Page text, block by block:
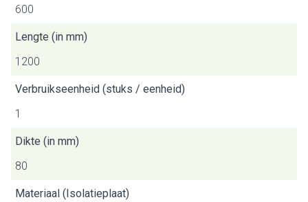
600
Lengte (in mm)
1200
Verbruikseenheid (stuks / eenheid)
1
Dikte (in mm)
80
Materiaal (Isolatieplaat)